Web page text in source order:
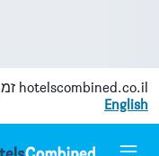
hotelscombined.co.il
English